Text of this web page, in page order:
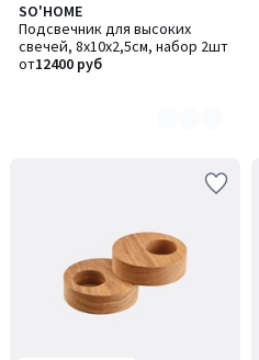
SO'HOME
Подсвечник для высоких
свечей, 8х10х2,5см, набор 2шт
от12400 руб
Количество
цветов:
5